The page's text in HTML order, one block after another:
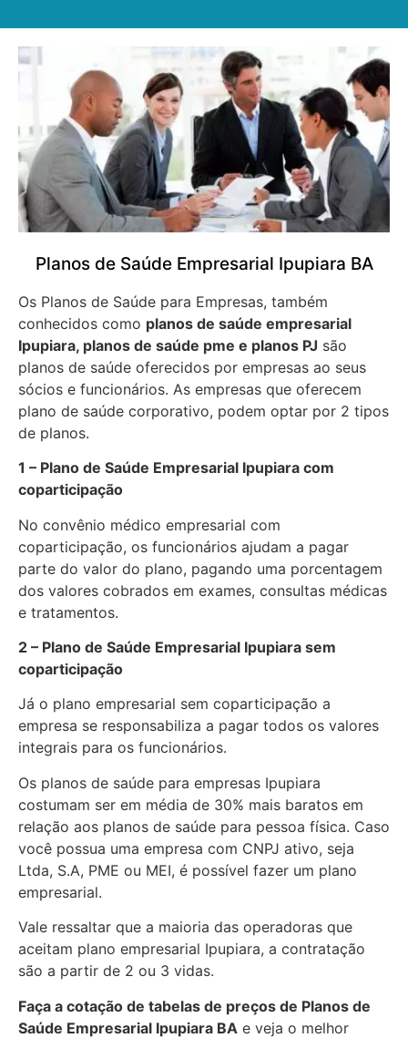
Planos de Saúde Empresarial Ipupiara BA
Os Planos de Saúde para Empresas, também
conhecidos como planos de saúde empresarial
Ipupiara, planos de saúde pme e planos PJ são
planos de saúde oferecidos por empresas ao seus
sócios e funcionários. As empresas que oferecem
plano de saúde corporativo, podem optar por 2 tipos
de planos.
1 – Plano de Saúde Empresarial Ipupiara com
coparticipação
No convênio médico empresarial com
coparticipação, os funcionários ajudam a pagar
parte do valor do plano, pagando uma porcentagem
dos valores cobrados em exames, consultas médicas
e tratamentos.
2 – Plano de Saúde Empresarial Ipupiara sem
coparticipação
Já o plano empresarial sem coparticipação a
empresa se responsabiliza a pagar todos os valores
integrais para os funcionários.
Os planos de saúde para empresas Ipupiara
costumam ser em média de 30% mais baratos em
relação aos planos de saúde para pessoa física. Caso
você possua uma empresa com CNPJ ativo, seja
Ltda, S.A, PME ou MEI, é possível fazer um plano
empresarial.
Vale ressaltar que a maioria das operadoras que
aceitam plano empresarial Ipupiara, a contratação
são a partir de 2 ou 3 vidas.
Faça a cotação de tabelas de preços de Planos de
Saúde Empresarial Ipupiara BA e veja o melhor